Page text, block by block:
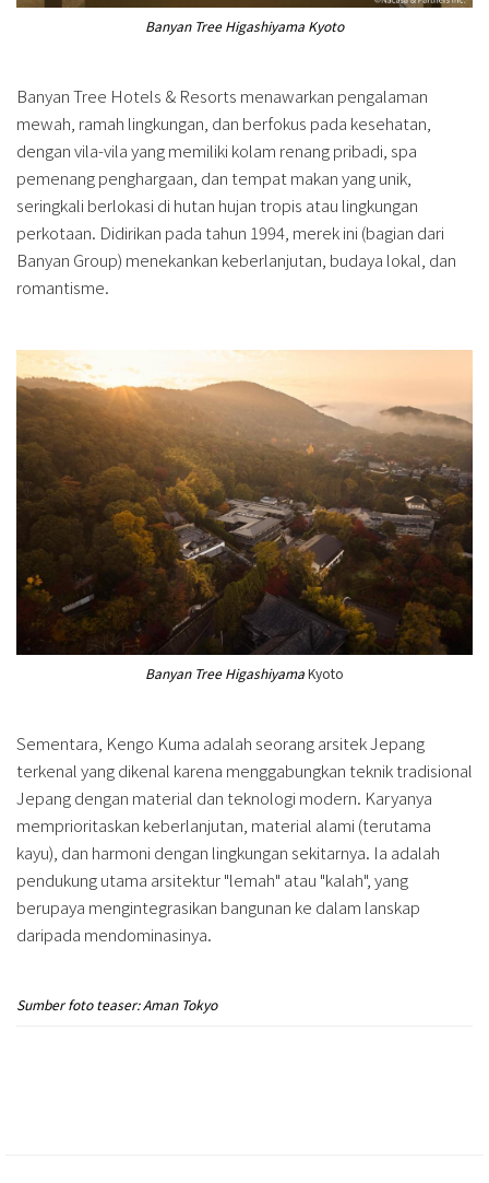
Banyan Tree Higashiyama Kyoto
Banyan Tree Hotels & Resorts menawarkan pengalaman
mewah, ramah lingkungan, dan berfokus pada kesehatan,
dengan vila-vila yang memiliki kolam renang pribadi, spa
pemenang penghargaan, dan tempat makan yang unik,
seringkali berlokasi di hutan hujan tropis atau lingkungan
perkotaan. Didirikan pada tahun 1994, merek ini (bagian dari
Banyan Group) menekankan keberlanjutan, budaya lokal, dan
romantisme.
Banyan Tree HigashiyamaKyoto
Sementara, Kengo Kuma adalah seorang arsitek Jepang
terkenal yang dikenal karena menggabungkan teknik tradisional
Jepang dengan material dan teknologi modern. Karyanya
memprioritaskan keberlanjutan, material alami (terutama
kayu), dan harmoni dengan lingkungan sekitarnya. Ia adalah
pendukung utama arsitektur "lemah" atau "kalah", yang
berupaya mengintegrasikan bangunan ke dalam lanskap
daripada mendominasinya.
Sumber foto teaser: Aman Tokyo